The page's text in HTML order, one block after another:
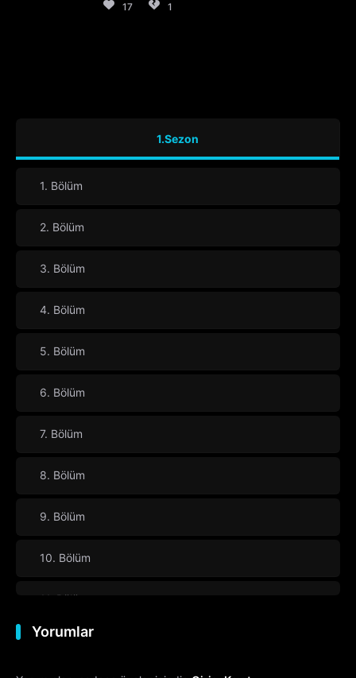
17 1
1.Sezon
1. Bölüm
2. Bölüm
3. Bölüm
4. Bölüm
5. Bölüm
6. Bölüm
7. Bölüm
8. Bölüm
9. Bölüm
10. Bölüm
11. Bölüm
12. Bölüm
Yorumlar